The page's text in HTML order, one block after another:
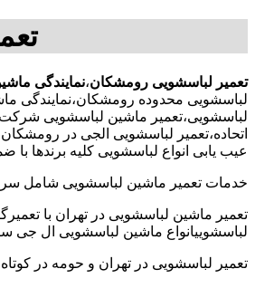
تعمیر لباسشویی رومشکان،نمایندگی
لباسشویی محدوده رومشکان،نمایندگی
لباسشویی،تعمیر ماشین لباسشویی
اتحاده،تعمیر لباسشویی الجی در
عیب یابی انواع لباسشویی کلیه برندها
خدمات تعمیر ماشین لباسشویی شامل
تعمیر ماشین لباسشویی در تهران با
لباسشوییانواع ماشین لباسشویی ال جی
تعمیر لباسشویی در تهران و حومه در